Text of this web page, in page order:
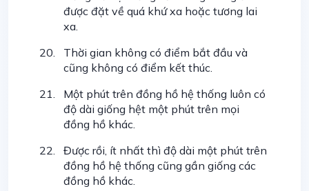
được đặt về quá khứ xa hoặc tương lai
xa.
Thời gian không có điểm bắt đầu và
cũng không có điểm kết thúc.
Một phút trên đồng hồ hệ thống luôn có
độ dài giống hệt một phút trên mọi
đồng hồ khác.
Được rồi, ít nhất thì độ dài một phút trên
đồng hồ hệ thống cũng gần giống các
đồng hồ khác.